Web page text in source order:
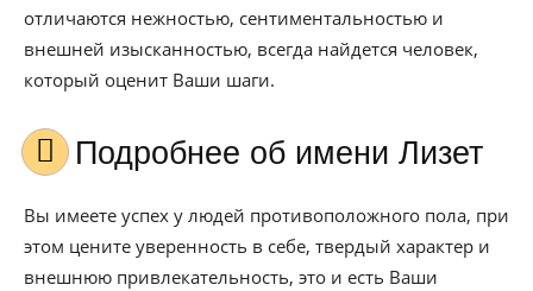
отличаются нежностью, сентиментальностью и
внешней изысканностью, всегда найдется человек,
который оценит Ваши шаги.
Подробнее об имени Лизет
Вы имеете успех у людей противоположного пола, при
этом цените уверенность в себе, твердый характер и
внешнюю привлекательность, это и есть Ваши